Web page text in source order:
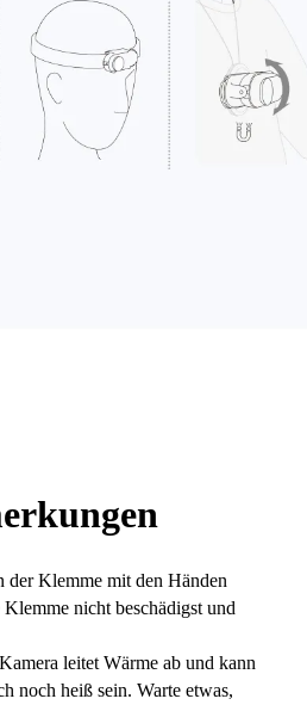
der Klemme mit den Händen
Klemme nicht beschädigst und
leitet Wärme ab und kann
noch heiß sein. Warte etwas,